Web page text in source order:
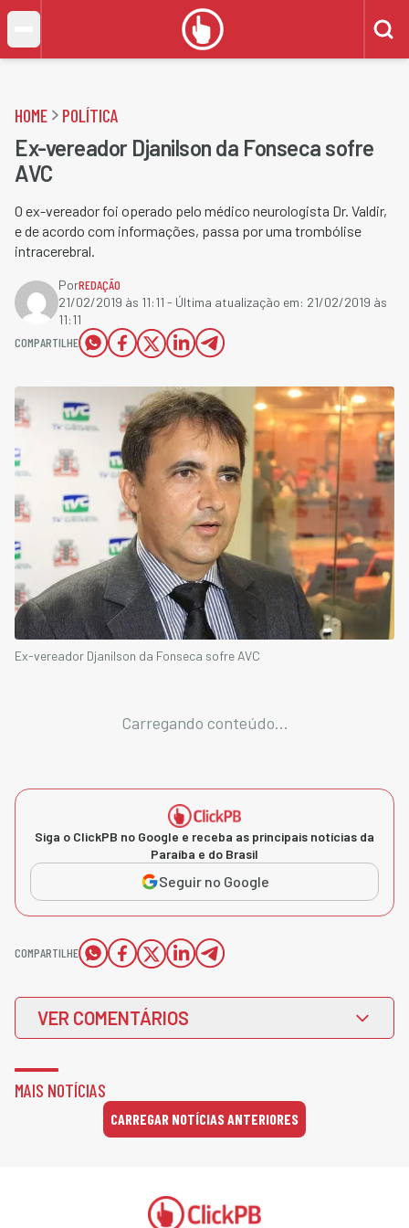
HOME POLÍTICA
Ex-vereador Djanilson da Fonseca sofre
AVC
O ex-vereador foi operado pelo médico neurologista Dr. Valdir,
e de acordo com informações, passa por uma trombólise
intracerebral.
PorREDAÇÃO
21/02/2019 às 11:11 - Última atualização em: 21/02/2019 às
11:11
COMPARTILHE
Ex-vereador Djanilson da Fonseca sofre AVC
Carregando conteúdo...
Siga o ClickPB no Google e receba as principais notícias da
Paraíba e do Brasil
Seguir no Google
COMPARTILHE
VER COMENTÁRIOS
MAIS NOTÍCIAS
CARREGAR NOTÍCIAS ANTERIORES